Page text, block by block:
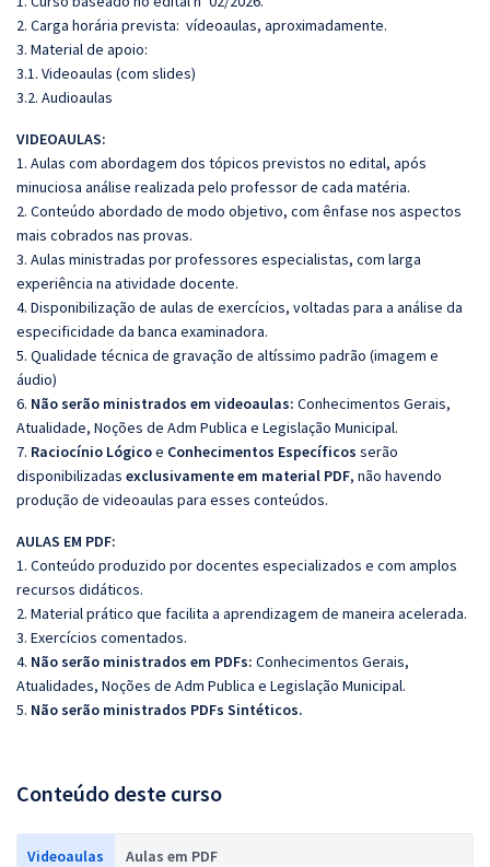
2. Carga horária prevista: vídeoaulas, aproximadamente.
3. Material de apoio:
3.1. Videoaulas (com slides)
3.2. Audioaulas
VIDEOAULAS:
1. Aulas com abordagem dos tópicos previstos no edital, após
minuciosa análise realizada pelo professor de cada matéria.
2. Conteúdo abordado de modo objetivo, com ênfase nos aspectos
mais cobrados nas provas.
3. Aulas ministradas por professores especialistas, com larga
experiência na atividade docente.
4. Disponibilização de aulas de exercícios, voltadas para a análise da
especificidade da banca examinadora.
5. Qualidade técnica de gravação de altíssimo padrão (imagem e
áudio)
6. Não serão ministrados em videoaulas: Conhecimentos Gerais,
Atualidade, Noções de Adm Publica e Legislação Municipal.
7. Raciocínio Lógicoe Conhecimentos Específicos serão
disponibilizadas exclusivamente em material PDF, não havendo
produção de videoaulas para esses conteúdos.
AULAS EM PDF:
1. Conteúdo produzido por docentes especializados e com amplos
recursos didáticos.
2. Material prático que facilita a aprendizagem de maneira acelerada.
3. Exercícios comentados.
4. Não serão ministrados em PDFs: Conhecimentos Gerais,
Atualidades, Noções de Adm Publica e Legislação Municipal.
5. Não serão ministrados PDFs Sintéticos.
Conteúdo deste curso
Videoaulas Aulas em PDF